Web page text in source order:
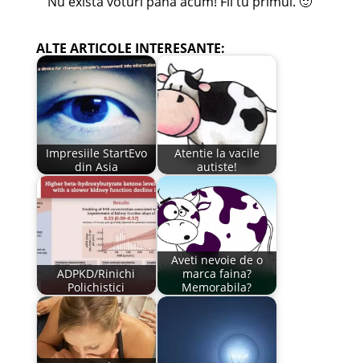
ALTE ARTICOLE INTERESANTE:
Impresiile StartEvo
din Asia
Atentie la vacile
autiste!
ADPKD/Rinichi
Polichistici
Aveti nevoie de o
marca faina?
Memorabila?